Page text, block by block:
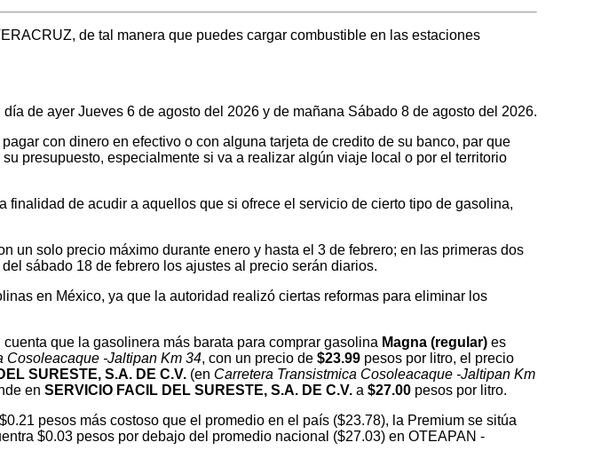
de tal manera que puedes cargar combustible en las estaciones
de ayer Jueves 6 de agosto del 2026 y de mañana Sábado 8 de agosto del 2026.
con dinero en efectivo o con alguna tarjeta de credito de su banco, par que
presupuesto, especialmente si va a realizar algún viaje local o por el territorio
de acudir a aquellos que si ofrece el servicio de cierto tipo de gasolina,
un solo precio máximo durante enero y hasta el 3 de febrero; en las primeras dos
sábado 18 de febrero los ajustes al precio serán diarios.
en México, ya que la autoridad realizó ciertas reformas para eliminar los
que la gasolinera más barata para comprar gasolina Magna (regular) es
Cosoleacaque -Jaltipan Km 34, con un precio de $23.99 pesos por litro, el precio
SURESTE, S.A. DE C.V. (en Carretera Transistmica Cosoleacaque -Jaltipan Km
en SERVICIO FACIL DEL SURESTE, S.A. DE C.V. a $27.00 pesos por litro.
pesos más costoso que el promedio en el país ($23.78), la Premium se sitúa
$0.03 pesos por debajo del promedio nacional ($27.03) en OTEAPAN -